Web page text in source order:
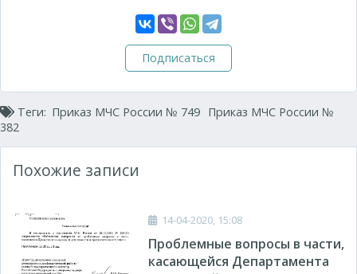
Подписаться
Теги: Приказ МЧС России № 749 Приказ МЧС России №
382
Похожие записи
14-04-2020, 15:08
Проблемные вопросы в части,
касающейся Департамента